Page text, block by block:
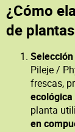
¿Cómo
de
Pileje /
frescas,
ecológica
planta
en